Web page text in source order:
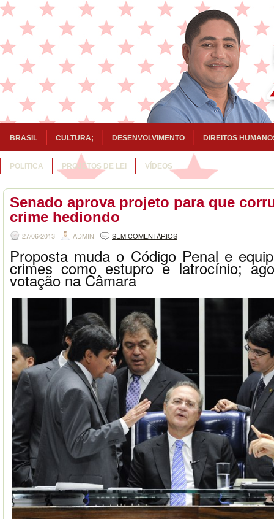
BRASIL CULTURA; DESENVOLVIMENTO DIREITOS
POLITICA PROJETOS DE LEI VÍDEOS
Senado aprova projeto para que
crime hediondo
27/06/2013 ADMIN SEM COMENTÁRIOS
Proposta muda o Código Penal e
crimes como estupro e latrocínio;
votação na Câmara